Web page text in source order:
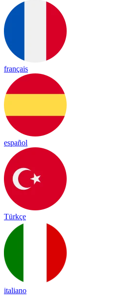
français
español
Türkçe
italiano